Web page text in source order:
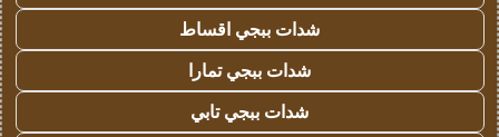
شدات ببجي اقساط
شدات ببجي تمارا
شدات ببجي تابي